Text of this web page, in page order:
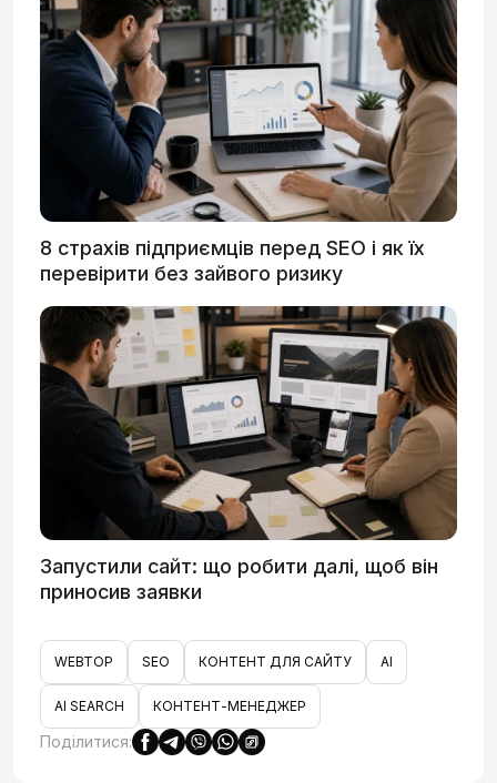
8 страхів підприємців перед SEO і як їх
перевірити без зайвого ризику
Запустили сайт: що робити далі, щоб він
приносив заявки
WEBTOP SEO КОНТЕНТ ДЛЯ САЙТУ AI
AI SEARCH КОНТЕНТ-МЕНЕДЖЕР
Поділитися: